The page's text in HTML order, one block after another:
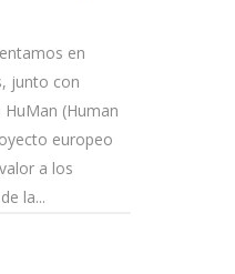
en
junto con
(Human
europeo
a los
la...